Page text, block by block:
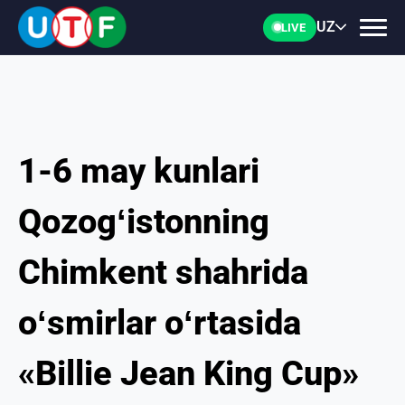
LIVE UZ
BOSH
UTF
YANGILIKLAR
HUJJATLAR
SHAXSLAR
1-6 may kunlari
Qozogʻistonning
Chimkent shahrida
oʻsmirlar oʻrtasida
«Billie Jean King Cup»